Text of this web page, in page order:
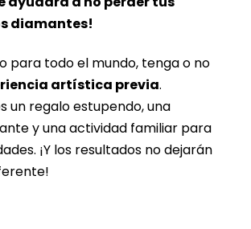
diamantes!
para todo el mundo, tenga o no
artística previa.
un regalo estupendo, una
y una actividad familiar para
¡Y los resultados no dejarán